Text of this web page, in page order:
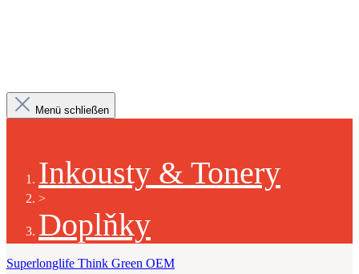
Menü schließen
Inkousty & Tonery
>
Doplňky
Superlonglife Think Green OEM